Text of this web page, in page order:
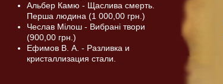
Альбер Камю - Щаслива смерть.
Перша людина (1 000,00 грн.)
Чеслав Мілош - Вибрані твори
(900,00 грн.)
Ефимов В. А. - Разливка и
кристаллизация стали.